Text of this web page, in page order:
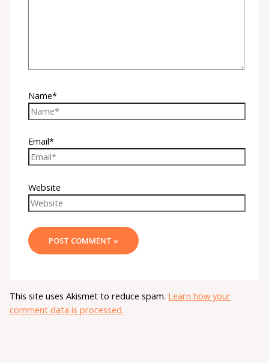
Name*
Email*
Website
This site uses Akismet to reduce spam. Learn how your
comment data is processed.